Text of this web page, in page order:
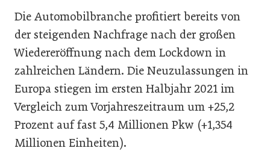
Die Automobilbranche profitiert bereits von
der steigenden Nachfrage nach der großen
Wiedereröffnung nach dem Lockdown in
zahlreichen Ländern. Die Neuzulassungen in
Europa stiegen im ersten Halbjahr 2021 im
Vergleich zum Vorjahreszeitraum um +25,2
Prozent auf fast 5,4 Millionen Pkw (+1,354
Millionen Einheiten).